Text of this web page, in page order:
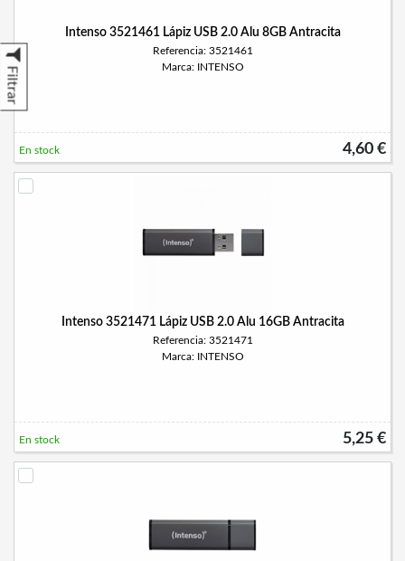
Filtrar
Intenso 3521461 Lápiz USB 2.0 Alu 8GB Antracita
Referencia: 3521461
Marca: INTENSO
4,60 €
En stock
Intenso 3521471 Lápiz USB 2.0 Alu 16GB Antracita
Referencia: 3521471
Marca: INTENSO
5,25 €
En stock